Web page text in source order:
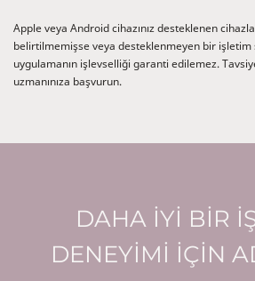
Apple veya Android cihazınız desteklenen
belirtilmemişse veya desteklenmeyen bir işletim
uygulamanın işlevselliği garanti edilemez.
uzmanınıza başvurun.
DAHA İYİ BİR
DENEYİMİ İÇİN